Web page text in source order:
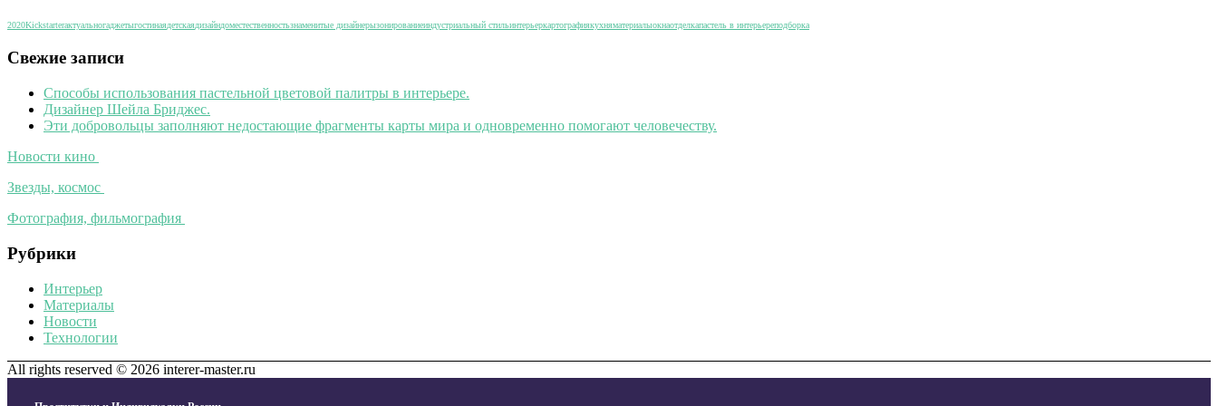
2020Kickstarterактуальногаджетыгостинаядетскаядизайндоместественностьзнаменитые дизайнерызонированиеиндустриальный стильинтерьеркартографиякухняматериалыокнаотделкапастель в интерьереподборка
Свежие записи
Способы использования пастельной цветовой палитры в интерьере.
Дизайнер Шейла Бриджес.
Эти добровольцы заполняют недостающие фрагменты карты мира и одновременно помогают человечеству.
Новости кино
Звезды, космос
Фотография, фильмография
Рубрики
Интерьер
Материалы
Новости
Технологии
All rights reserved © 2026 interer-master.ru